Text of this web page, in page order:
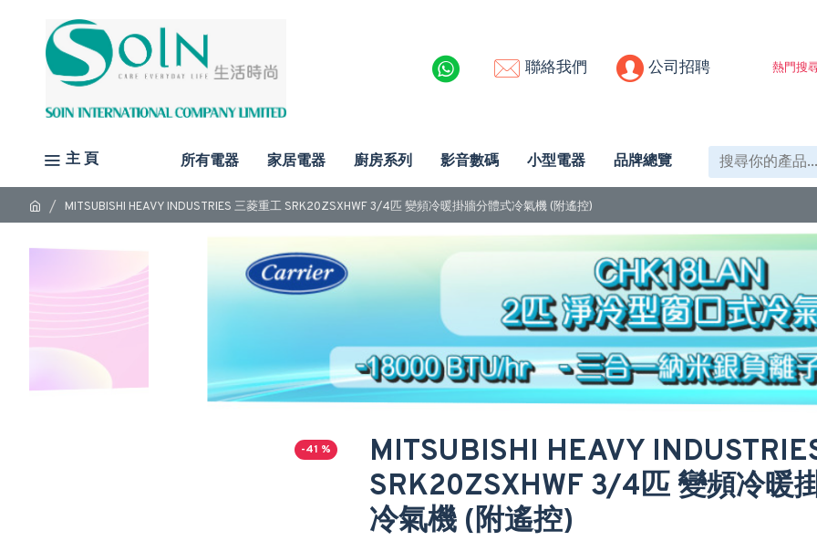
聯絡我們 公司招聘 熱門搜
主 頁 所有電器 家居電器 廚房系列 影音數碼 小型電器 品牌總覽
MITSUBISHI HEAVY INDUSTRIES 三菱重工 SRK20ZSXHWF 3/4匹 變頻冷暖掛牆分體式冷氣機 (附遙控)
-41 %
MITSUBISHI HEAVY
SRK20ZSXHWF 3/4匹 變頻冷暖
冷氣機 (附遙控)